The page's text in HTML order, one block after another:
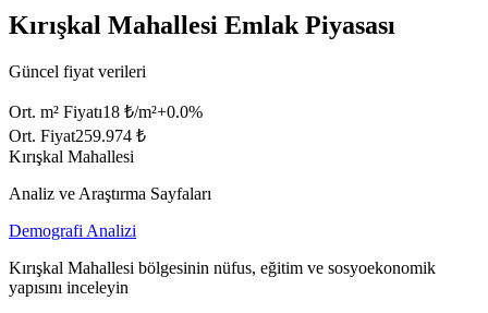
Kırışkal Mahallesi Emlak Piyasası
Güncel fiyat verileri
Ort. m² Fiyatı18 ₺/m²+0.0%
Ort. Fiyat259.974 ₺
Kırışkal Mahallesi
Analiz ve Araştırma Sayfaları
Demografi Analizi
Kırışkal Mahallesi bölgesinin nüfus, eğitim ve sosyoekonomik
yapısını inceleyin